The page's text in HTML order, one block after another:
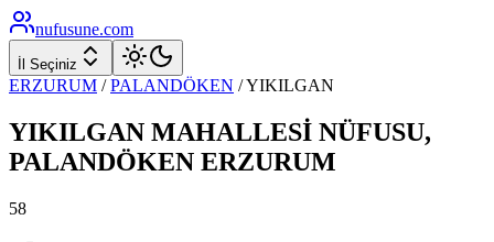
nufusune.com
İl Seçiniz
ERZURUM / PALANDÖKEN /YIKILGAN
YIKILGAN MAHALLESİ NÜFUSU,
PALANDÖKEN ERZURUM
58